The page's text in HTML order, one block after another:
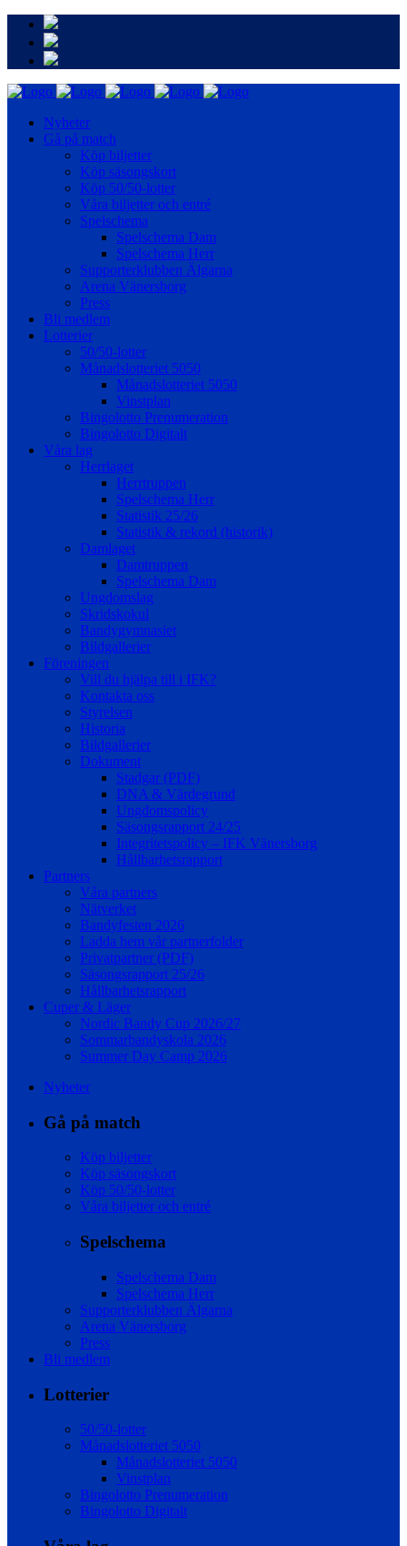
Nyheter
Gå på match
Köp biljetter
Köp säsongskort
Köp 50/50-lotter
Våra biljetter och entré
Spelschema
Spelschema Dam
Spelschema Herr
Supporterklubben Älgarna
Arena Vänersborg
Press
Bli medlem
Lotterier
50/50-lotter
Månadslotteriet 5050
Månadslotteriet 5050
Vinstplan
Bingolotto Prenumeration
Bingolotto Digitalt
Våra lag
Herrlaget
Herrtruppen
Spelschema Herr
Statistik 25/26
Statistik & rekord (historik)
Damlaget
Damtruppen
Spelschema Dam
Ungdomslag
Skridskokul
Bandygymnasiet
Bildgallerier
Föreningen
Vill du hjälpa till i IFK?
Kontakta oss
Styrelsen
Historia
Bildgallerier
Dokument
Stadgar (PDF)
DNA & Värdegrund
Ungdomspolicy
Säsongsrapport 24/25
Integritetspolicy – IFK Vänersborg
Hållbarhetsrapport
Partners
Våra partners
Nätverket
Bandyfesten 2026
Ladda hem vår partnerfolder
Privatpartner (PDF)
Säsongsrapport 25/26
Hållbarhetsrapport
Cuper & Läger
Nordic Bandy Cup 2026/27
Sommarbandyskola 2026
Summer Day Camp 2026
Nyheter
Gå på match
Köp biljetter
Köp säsongskort
Köp 50/50-lotter
Våra biljetter och entré
Spelschema
Spelschema Dam
Spelschema Herr
Supporterklubben Älgarna
Arena Vänersborg
Press
Bli medlem
Lotterier
50/50-lotter
Månadslotteriet 5050
Månadslotteriet 5050
Vinstplan
Bingolotto Prenumeration
Bingolotto Digitalt